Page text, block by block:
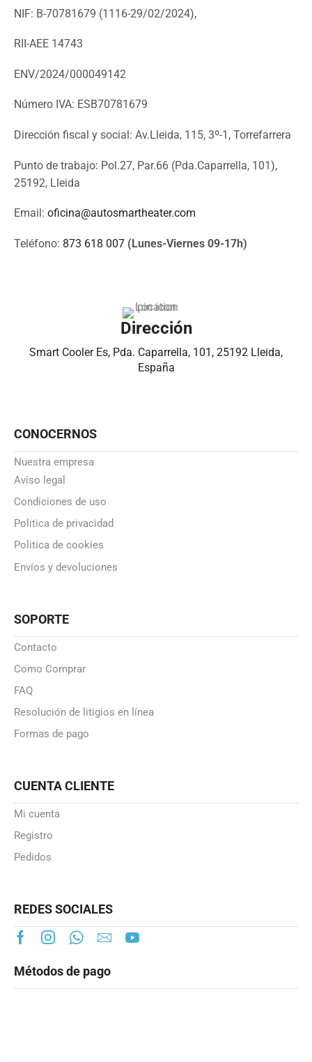
NIF: B-70781679 (1116-29/02/2024),
RII-AEE 14743
ENV/2024/000049142
Número IVA: ESB70781679
Dirección fiscal y social: Av.Lleida, 115, 3º-1, Torrefarrera
Punto de trabajo: Pol.27, Par.66 (Pda.Caparrella, 101),
25192, Lleida
Email: oficina@autosmartheater.com
Teléfono: 873 618 007 (Lunes-Viernes 09-17h)
Dirección
Smart Cooler Es, Pda. Caparrella, 101, 25192 Lleida,
España
CONOCERNOS
Nuestra empresa
Aviso legal
Condiciones de uso
Politica de privacidad
Politica de cookies
Envíos y devoluciones
SOPORTE
Contacto
Como Comprar
FAQ
Resolución de litigios en línea
Formas de pago
CUENTA CLIENTE
Mi cuenta
Registro
Pedidos
REDES SOCIALES
Métodos de pago